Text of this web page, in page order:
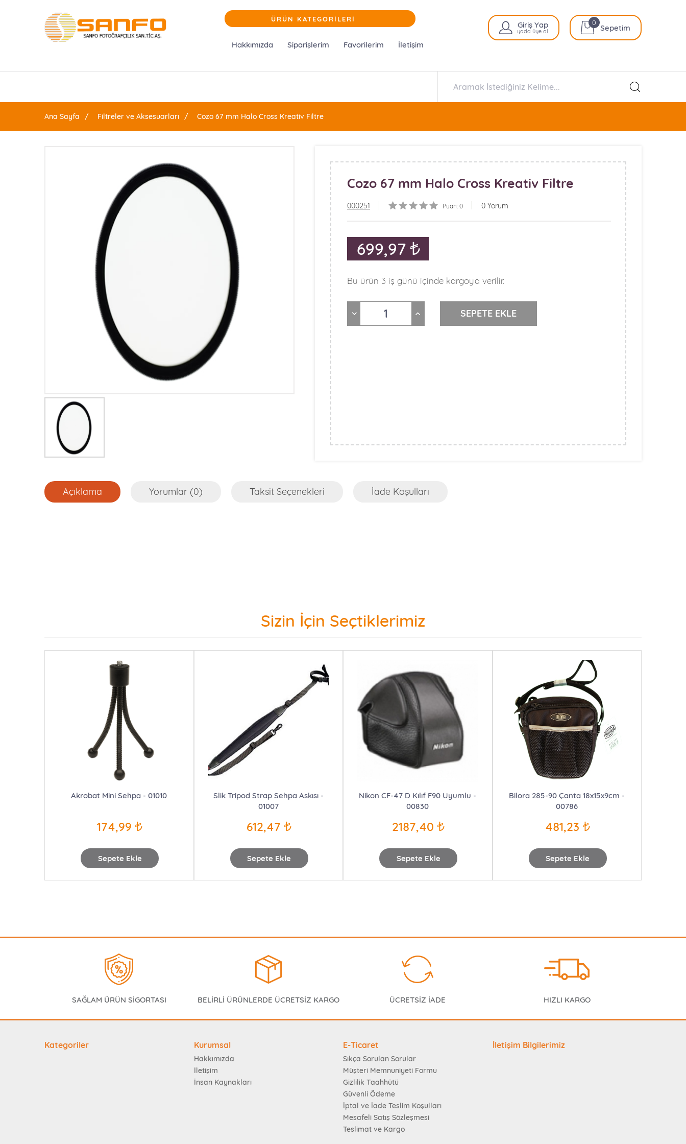
ÜRÜN KATEGORİLERİ
Hakkımızda Siparişlerim Favorilerim İletişim
Giriş Yap
yada üye ol Sepetim
0
Ana Sayfa Filtreler ve Aksesuarları Cozo 67 mm Halo Cross Kreativ Filtre
Cozo 67 mm Halo Cross Kreativ Filtre
000251 Puan: 0 0 Yorum
699,97
Bu ürün 3 iş günü içinde kargoya verilir.
Açıklama Yorumlar (0) Taksit Seçenekleri İade Koşulları
Sizin İçin Seçtiklerimiz
Sepete Ekle
Akrobat Mini Sehpa - 01010
174,99
Sepete Ekle
Slik Tripod Strap Sehpa Askısı -
01007
612,47
Sepete Ekle
Nikon CF-47 D Kılıf F90 Uyumlu -
00830
2187,40
Sepete Ekle
Bilora 285-90 Çanta 18x15x9cm -
00786
481,23
SAĞLAM ÜRÜN SİGORTASI BELİRLİ ÜRÜNLERDE ÜCRETSİZ KARGO ÜCRETSİZ İADE HIZLI KARGO
Kategoriler Kurumsal
Hakkımızda
İletişim
İnsan Kaynakları
E-Ticaret
Sıkça Sorulan Sorular
Müşteri Memnuniyeti Formu
Gizlilik Taahhütü
Güvenli Ödeme
İptal ve İade Teslim Koşulları
Mesafeli Satış Sözleşmesi
Teslimat ve Kargo
İletişim Bilgilerimiz